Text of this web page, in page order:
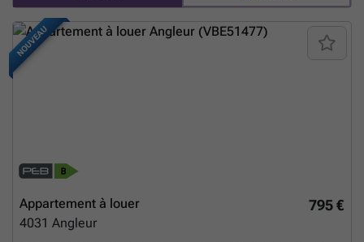
NOUVEAU
795 €
Appartement à louer
4031 Angleur